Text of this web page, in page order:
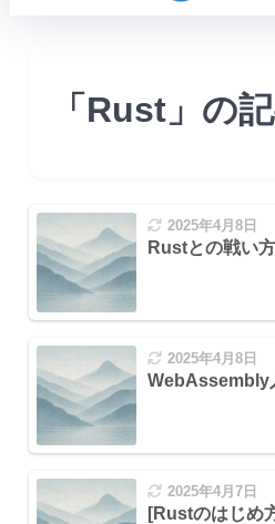
とした (Use of moved value)
変参照を作成しようとした
しない (Borrowed value does
らない (Method not found / Trait
「Rust」の
2025年4月8日
Rustとの戦い
2025年4月8日
WebAssembly
2025年4月7日
[Rustのはじめ